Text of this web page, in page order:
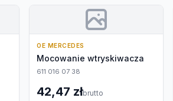
OE MERCEDES
Mocowanie wtryskiwacza
611 016 07 38
42,47 złbrutto